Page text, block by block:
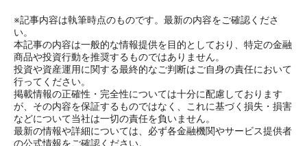
※記事内容は執筆時点のものです。最新の内容をご確認くださ
い。
本記事の内容は一般的な情報提供を目的としており、特定の金融
商品や投資行動を推奨するものではありません。
投資や資産運用に関する最終的なご判断はご自身の責任において
行ってください。
掲載情報の正確性・完全性については十分に配慮しております
が、その内容を保証するものではなく、これに基づく損失・損害
などについて当社は一切の責任を負いません。
最新の情報や詳細については、必ず各金融機関やサービス提供者
の公式情報をご確認ください。